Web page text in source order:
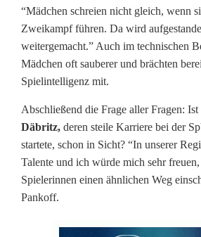
r
o
h
e
u
e
r
“Mädchen schreien nicht gleich, wenn
Zweikampf führen. Da wird
weitergemacht.” Auch im technischen
Mädchen oft sauberer und brächten
Spielintelligenz mit.
Abschließend die Frage aller Fragen: Ist
Däbritz, deren steile Karriere bei der
startete, schon in Sicht? “In unserer
Talente und ich würde mich sehr
Spielerinnen einen ähnlichen Weg
Pankoff.